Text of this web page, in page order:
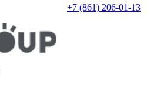
+7 (861) 206-01-13